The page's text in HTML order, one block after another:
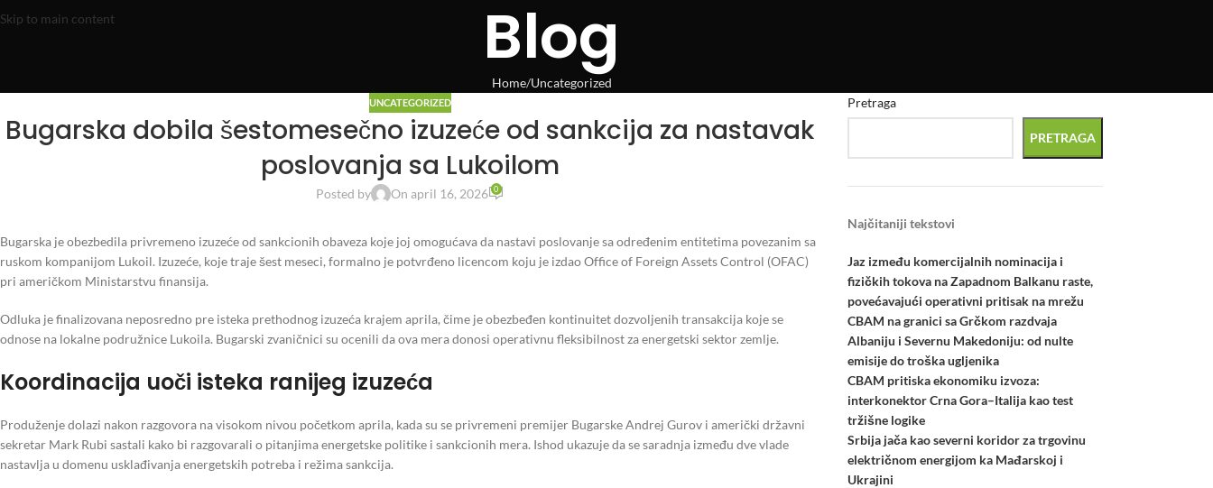
Skip to main content Blog
Home Uncategorized
UNCATEGORIZED
Bugarska dobila šestomesečno izuzeće od sankcija za nastavak
poslovanja sa Lukoilom
Posted by On april 16, 2026 0
Bugarska je obezbedila privremeno izuzeće od sankcionih obaveza koje joj omogućava da nastavi poslovanje sa određenim entitetima povezanim sa
ruskom kompanijom Lukoil. Izuzeće, koje traje šest meseci, formalno je potvrđeno licencom koju je izdao Office of Foreign Assets Control (OFAC)
pri američkom Ministarstvu finansija.
Odluka je finalizovana neposredno pre isteka prethodnog izuzeća krajem aprila, čime je obezbeđen kontinuitet dozvoljenih transakcija koje se
odnose na lokalne podružnice Lukoila. Bugarski zvaničnici su ocenili da ova mera donosi operativnu fleksibilnost za energetski sektor zemlje.
Koordinacija uoči isteka ranijeg izuzeća
Produženje dolazi nakon razgovora na visokom nivou početkom aprila, kada su se privremeni premijer Bugarske Andrej Gurov i američki državni
sekretar Mark Rubi sastali kako bi razgovarali o pitanjima energetske politike i sankcionih mera. Ishod ukazuje da se saradnja između dve vlade
nastavlja u domenu usklađivanja energetskih potreba i režima sankcija.
Pretraga
PRETRAGA
Najčitaniji tekstovi
Jaz između komercijalnih nominacija i
fizičkih tokova na Zapadnom Balkanu raste,
povećavajući operativni pritisak na mrežu
CBAM na granici sa Grčkom razdvaja
Albaniju i Severnu Makedoniju: od nulte
emisije do troška ugljenika
CBAM pritiska ekonomiku izvoza:
interkonektor Crna Gora–Italija kao test
tržišne logike
Srbija jača kao severni koridor za trgovinu
električnom energijom ka Mađarskoj i
Ukrajini